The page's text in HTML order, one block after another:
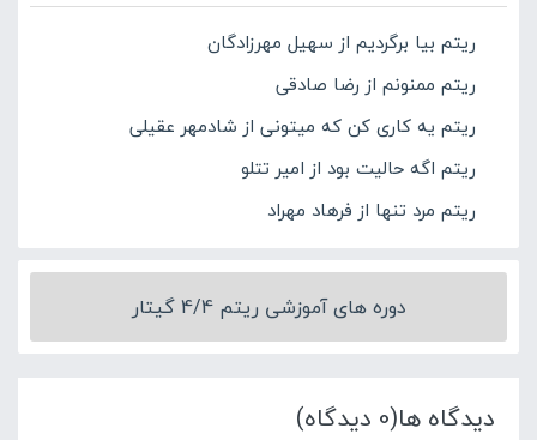
ریتم بیا برگردیم از سهیل مهرزادگان
ریتم ممنونم از رضا صادقی
ریتم یه کاری کن که میتونی از شادمهر عقیلی
ریتم اگه حالیت بود از امیر تتلو
ریتم مرد تنها از فرهاد مهراد
دوره های آموزشی ریتم 4/4 گیتار
دیدگاه ها(0 دیدگاه)